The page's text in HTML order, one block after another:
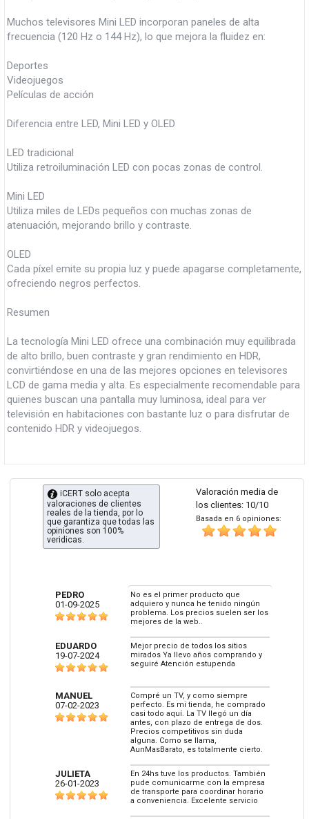
Muchos televisores Mini LED incorporan paneles de alta
frecuencia (120 Hz o 144 Hz), lo que mejora la fluidez en:
Deportes
Videojuegos
Películas de acción
Diferencia entre LED, Mini LED y OLED
LED tradicional
Utiliza retroiluminación LED con pocas zonas de control.
Mini LED
Utiliza miles de LEDs pequeños con muchas zonas de
atenuación, mejorando brillo y contraste.
OLED
Cada píxel emite su propia luz y puede apagarse completamente,
ofreciendo negros perfectos.
Resumen
La tecnología Mini LED ofrece una combinación muy equilibrada
de alto brillo, buen contraste y gran rendimiento en HDR,
convirtiéndose en una de las mejores opciones en televisores
LCD de gama media y alta. Es especialmente recomendable para
quienes buscan una pantalla muy luminosa, ideal para ver
televisión en habitaciones con bastante luz o para disfrutar de
contenido HDR y videojuegos.
Valoración media de
los clientes: 10/10
Basada en 6 opiniones:
iCERT solo acepta
valoraciones de clientes
reales de la tienda, por lo
que garantiza que todas las
opiniones son 100%
veridicas.
PEDRO
01-09-2025
No es el primer producto que
adquiero y nunca he tenido ningún
problema. Los precios suelen ser los
mejores de la web..
EDUARDO
19-07-2024
Mejor precio de todos los sitios
mirados Ya llevo años comprando y
seguiré Atención estupenda
MANUEL
07-02-2023
Compré un TV, y como siempre
perfecto. Es mi tienda, he comprado
casi todo aquí. La TV llegó un día
antes, con plazo de entrega de dos.
Precios competitivos sin duda
alguna. Como se llama,
AunMasBarato, es totalmente cierto.
JULIETA
26-01-2023
En 24hs tuve los productos. También
pude comunicarme con la empresa
de transporte para coordinar horario
a conveniencia. Excelente servicio